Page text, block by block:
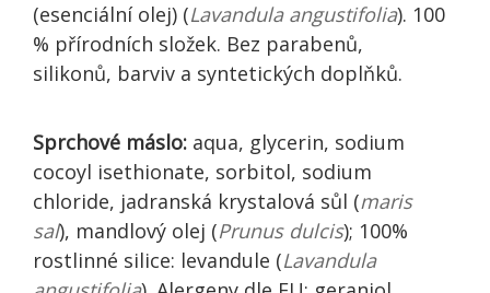
(esenciální olej) (Lavandula angustifolia). 100
% přírodních složek. Bez parabenů,
silikonů, barviv a syntetických doplňků.
Sprchové máslo: aqua, glycerin, sodium
cocoyl isethionate, sorbitol, sodium
chloride, jadranská krystalová sůl (maris
sal), mandlový olej (Prunus dulcis); 100%
rostlinné silice: levandule (Lavandula